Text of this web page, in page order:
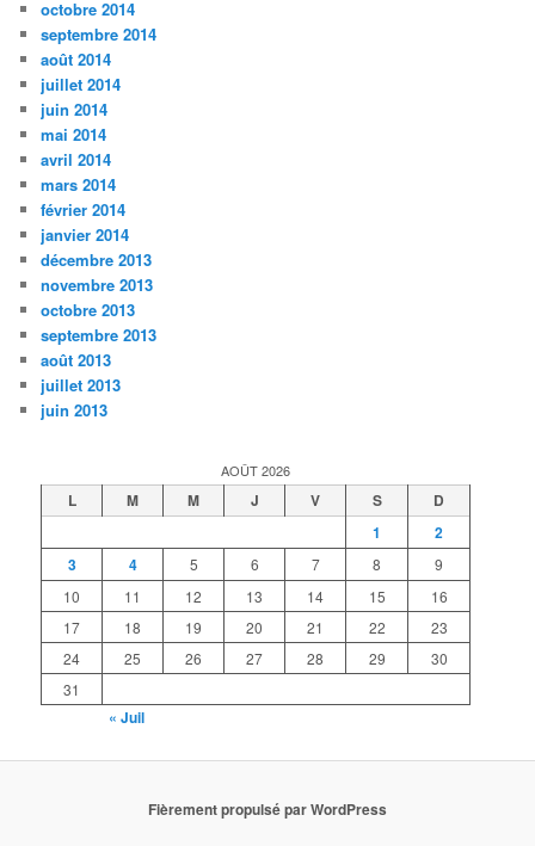
octobre 2014
septembre 2014
août 2014
juillet 2014
juin 2014
mai 2014
avril 2014
mars 2014
février 2014
janvier 2014
décembre 2013
novembre 2013
octobre 2013
septembre 2013
août 2013
juillet 2013
juin 2013
AOÛT 2026
L M M J V S
D
1
2
3
4 5 6 7 8
9
10
11 12 13 14 15
16
17
18 19 20 21 22
23
24
25 26 27 28 29
30
31
« Juil
Fièrement propulsé par WordPress